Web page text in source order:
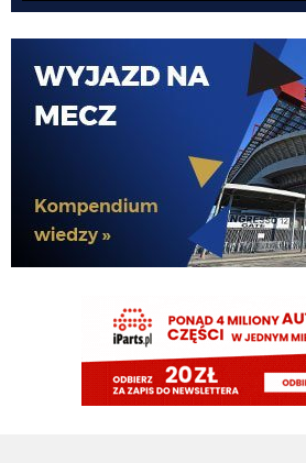
VVujek 09.08.2026 22:02
Endru wyzywający ludzi od kretynów itp to
VVujek 09.08.2026 22:00
Lepsze to niż błagać o powrót do grupy z której
09.08.2026 21:51
Miłośnik i wielbiciel wielkich murzynów sidibe
cuffy oto niejaki wujek, sodomitax zboczeniec
Endru 09.08.2026 21:31
I dalej chcą, a ty kretynie chciałes sidibe i pepe
09.08.2026 21:24
Spence z Tottenhamu 0 g 0 asyst a wielu go tu
09.08.2026 21:23